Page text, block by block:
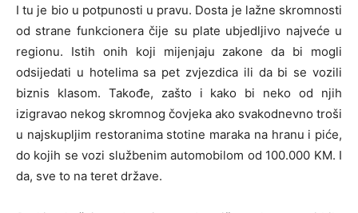
I tu je bio u potpunosti u pravu. Dosta je lažne skromnosti
od strane funkcionera čije su plate ubjedljivo najveće u
regionu. Istih onih koji mijenjaju zakone da bi mogli
odsijedati u hotelima sa pet zvjezdica ili da bi se vozili
biznis klasom. Takođe, zašto i kako bi neko od njih
izigravao nekog skromnog čovjeka ako svakodnevno troši
u najskupljim restoranima stotine maraka na hranu i piće,
do kojih se vozi službenim automobilom od 100.000 KM. I
da, sve to na teret države.